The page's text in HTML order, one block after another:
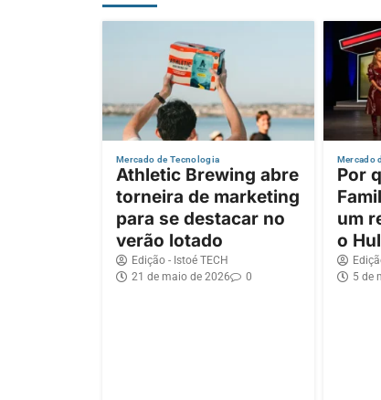
Mercado de Tecnologia
Athletic Brewing abre
torneira de marketing
para se destacar no
verão lotado
Edição - Istoé TECH
21 de maio de 2026
0
Mercado
Por
um
o
5 de